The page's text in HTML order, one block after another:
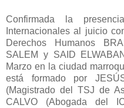
Confirmada la
Internacionales al juicio
Derechos Humanos
SALEM
y SAID
Marzo en la ciudad
está formado por
(Magistrado del TSJ de
CALVO (Abogada del